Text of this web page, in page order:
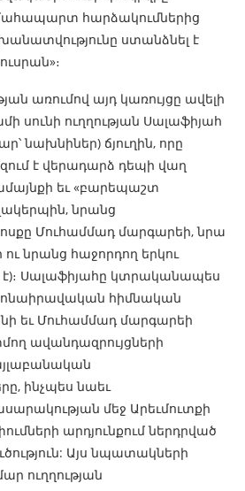
հարձակումներից
ստանձնել է
առումով այդ կառույցը ավելի
սունի ուղղության Սալաֆիյահ
է վերադարձ դեպի վաղ
եւ «բարեպաշտ
նրանց
Մուհամմադ մարգարեի, նրա
ու նրանց հաջորդող երկու
է)։ Սալաֆիյահը կտրականապես
հիմնական
եւ Մուհամմադ մարգարեի
ավանդազրույցների
ինչպես նաեւ
մեջ Արեւմուտքի
արդյունքում ներդրված
Այս նպատակների
ուղղության